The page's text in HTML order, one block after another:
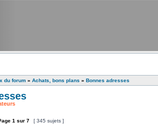
du forum » Achats, bons plans » Bonnes adresses
1 sur 7 [ 345 sujets ]